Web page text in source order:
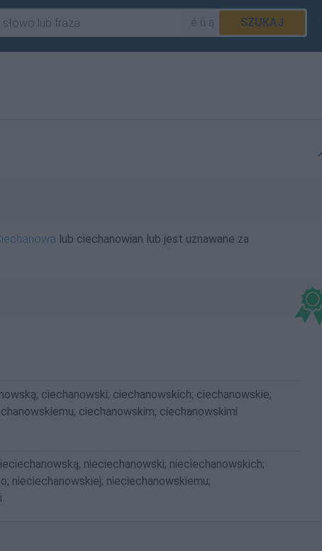
SZUKAJ
lub ciechanowian lub jest uznawane za
ciechanowski; ciechanowskich; ciechanowskie;
ciechanowskim; ciechanowskimi
nieciechanowski; nieciechanowskich;
nieciechanowskiej; nieciechanowskiemu;